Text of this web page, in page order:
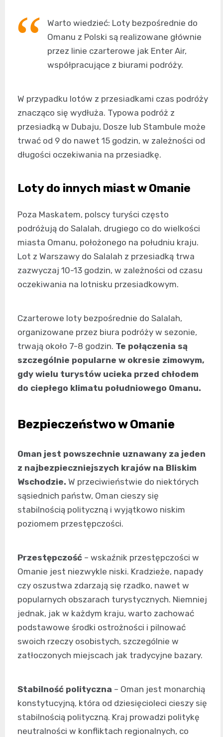
Warto wiedzieć: Loty bezpośrednie do
Omanu z Polski są realizowane głównie
przez linie czarterowe jak Enter Air,
współpracujące z biurami podróży.
W przypadku lotów z przesiadkami czas podróży
znacząco się wydłuża. Typowa podróż z
przesiadką w Dubaju, Dosze lub Stambule może
trwać od 9 do nawet 15 godzin, w zależności od
długości oczekiwania na przesiadkę.
Loty do innych miast w Omanie
Poza Maskatem, polscy turyści często
podróżują do Salalah, drugiego co do wielkości
miasta Omanu, położonego na południu kraju.
Lot z Warszawy do Salalah z przesiadką trwa
zazwyczaj 10-13 godzin, w zależności od czasu
oczekiwania na lotnisku przesiadkowym.
Czarterowe loty bezpośrednie do Salalah,
organizowane przez biura podróży w sezonie,
trwają około 7-8 godzin. Te połączenia są
szczególnie popularne w okresie zimowym,
gdy wielu turystów ucieka przed chłodem
do ciepłego klimatu południowego Omanu.
Bezpieczeństwo w Omanie
Oman jest powszechnie uznawany za jeden
z najbezpieczniejszych krajów na Bliskim
Wschodzie. W przeciwieństwie do niektórych
sąsiednich państw, Oman cieszy się
stabilnością polityczną i wyjątkowo niskim
poziomem przestępczości.
Przestępczość – wskaźnik przestępczości w
Omanie jest niezwykle niski. Kradzieże, napady
czy oszustwa zdarzają się rzadko, nawet w
popularnych obszarach turystycznych. Niemniej
jednak, jak w każdym kraju, warto zachować
podstawowe środki ostrożności i pilnować
swoich rzeczy osobistych, szczególnie w
zatłoczonych miejscach jak tradycyjne bazary.
Stabilność polityczna – Oman jest monarchią
konstytucyjną, która od dziesięcioleci cieszy się
stabilnością polityczną. Kraj prowadzi politykę
neutralności w konfliktach regionalnych, co